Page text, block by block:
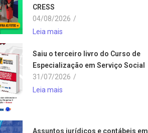
CRESS
04/08/2026 /
Leia mais
Saiu o terceiro livro do Curso de
Especialização em Serviço Social
31/07/2026 /
Leia mais
Assuntos jurídicos e contábeis em